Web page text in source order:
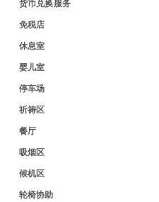
货币兑换服务
免税店
休息室
婴儿室
停车场
祈祷区
餐厅
吸烟区
候机区
轮椅协助